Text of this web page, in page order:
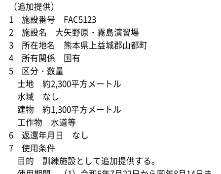
（追加提供）
1 施設番号 FAC5123
2 施設名 大矢野原・霧島演習場
3 所在地名 熊本県上益城郡山都町
4 所有関係 国有
5 区分・数量
土地 約2,300平方メートル
水域 なし
建物 約1,300平方メートル
工作物 水道等
6 返還年月日 なし
7 使用条件
目的 訓練施設として追加提供する。